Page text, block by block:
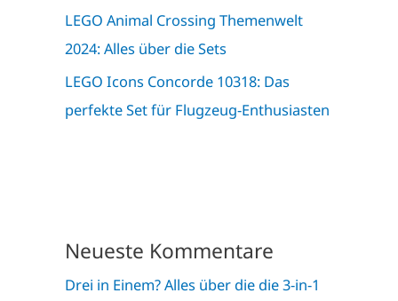
LEGO Animal Crossing Themenwelt
2024: Alles über die Sets
LEGO Icons Concorde 10318: Das
perfekte Set für Flugzeug-Enthusiasten
Neueste Kommentare
Drei in Einem? Alles über die die 3-in-1